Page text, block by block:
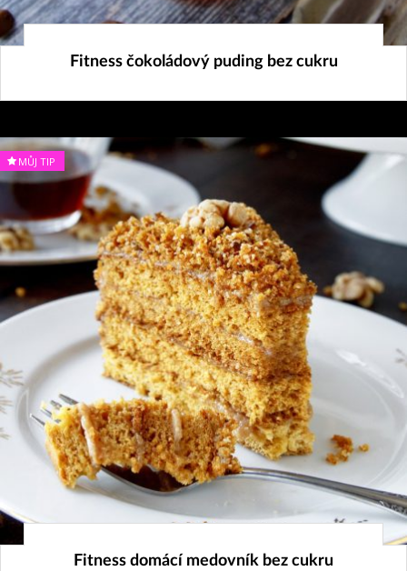
10. 10. 2020
Fitness čokoládový puding bez cukru
MŮJ TIP
4. 2. 2025
Fitness domácí medovník bez cukru